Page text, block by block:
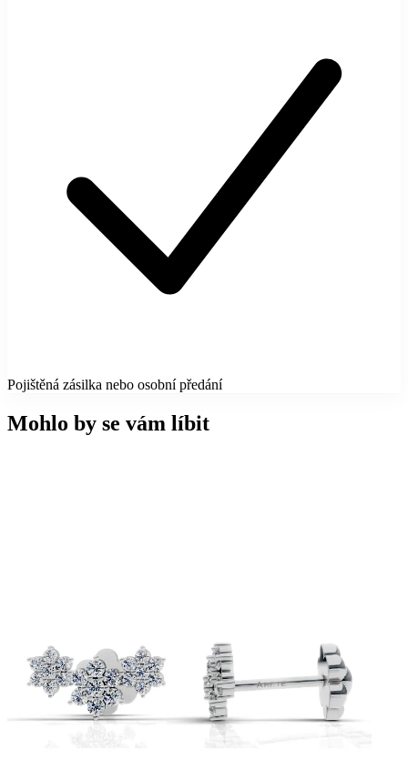
Pojištěná zásilka nebo osobní předání
Mohlo by se vám líbit